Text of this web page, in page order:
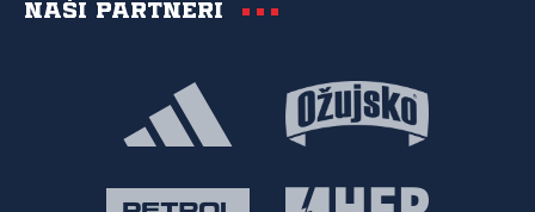
Naši partneri